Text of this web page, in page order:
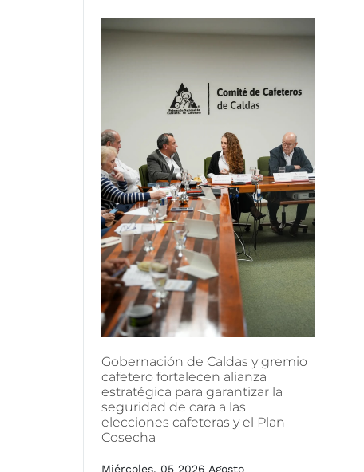
Gobernación de Caldas y gremio
cafetero fortalecen alianza
estratégica para garantizar la
seguridad de cara a las
elecciones cafeteras y el Plan
Cosecha
Miércoles, 05 2026 Agosto